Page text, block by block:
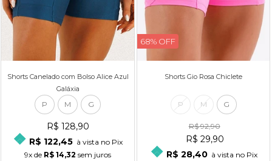
Shorts Canelado com Bolso Alice Azul
Galáxia
P M G
R$ 128,90
R$ 122,45 à vista no Pix
9x de R$ 14,32 sem juros
68% OFF
Shorts Gio Rosa Chiclete
P M G
R$ 92,90
R$ 29,90
R$ 28,40 à vista no Pix